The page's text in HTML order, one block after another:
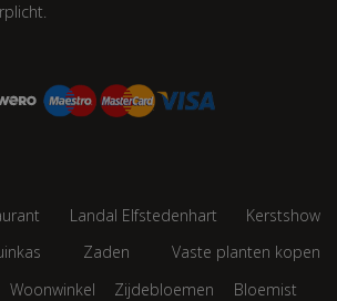
Landal Elfstedenhart
Kerstshow
Zaden
Vaste planten kopen
Woonwinkel Zijdebloemen Bloemist